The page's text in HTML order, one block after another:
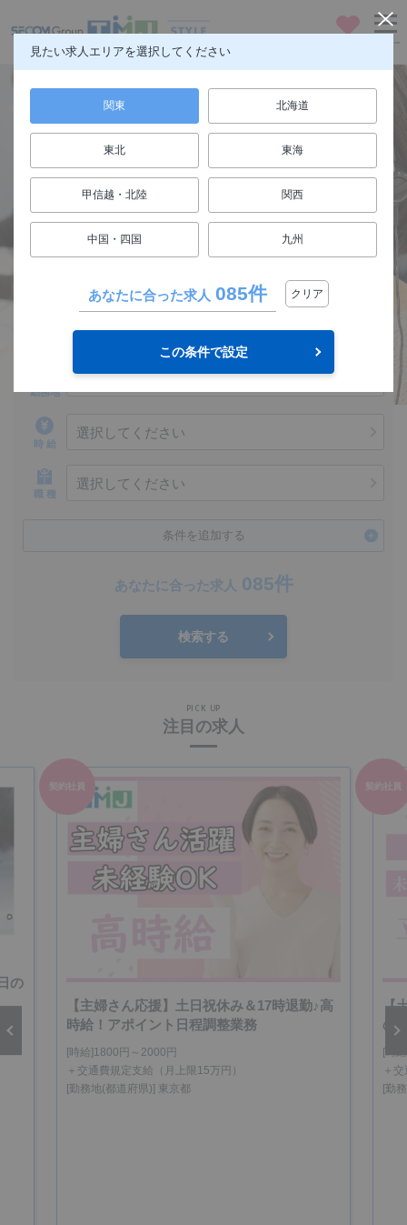
仕事も人生も楽しもう
FUN! JOB!
関東
勤務地
選択してください
時 給
選択してください
職 種
選択してください
条件を追加する
あなたに合った求人 085件
検索する
PICK UP
注目の求人
の
契約社員
【主婦さん応援】土日祝休み＆17時退勤♪高
時給！アポイント日程調整業務
[時給]1800円～2000円
＋交通費規定支給（月上限15万円）
[勤務地(都道府県)] 東京都
契約社員
【
の
[時
＋
[勤
Next
見たい求人エリアを選択してください
関東 北海道
東北 東海
甲信越・北陸 関西
中国・四国 九州
あなたに合った求人 085件 クリア
この条件で設定